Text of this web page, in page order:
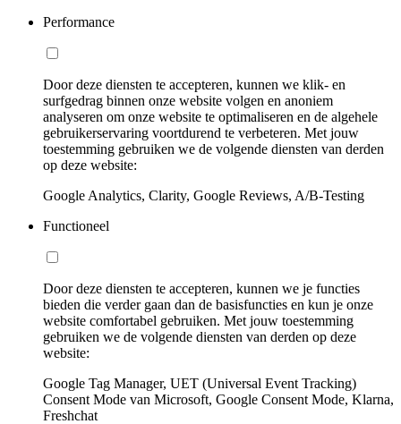
Performance
Door deze diensten te accepteren, kunnen we klik- en
surfgedrag binnen onze website volgen en anoniem
analyseren om onze website te optimaliseren en de algehele
gebruikerservaring voortdurend te verbeteren. Met jouw
toestemming gebruiken we de volgende diensten van derden
op deze website:
Google Analytics, Clarity, Google Reviews, A/B-Testing
Functioneel
Door deze diensten te accepteren, kunnen we je functies
bieden die verder gaan dan de basisfuncties en kun je onze
website comfortabel gebruiken. Met jouw toestemming
gebruiken we de volgende diensten van derden op deze
website:
Google Tag Manager, UET (Universal Event Tracking)
Consent Mode van Microsoft, Google Consent Mode, Klarna,
Freshchat